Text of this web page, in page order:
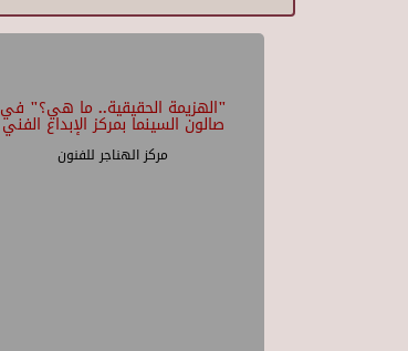
"الهزيمة الحقيقية.. ما هي؟" في
صالون السينما بمركز الإبداع الفني
مركز الهناجر للفنون